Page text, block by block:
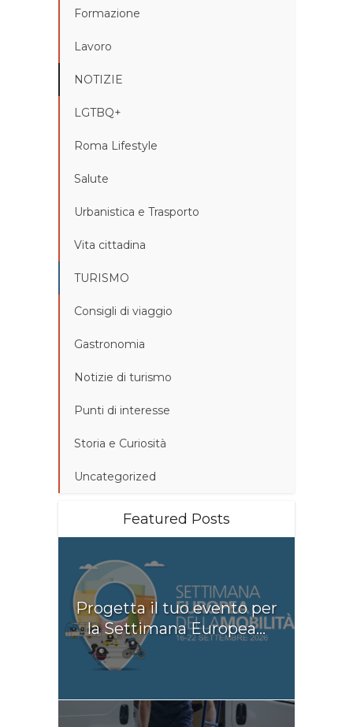
Formazione
Lavoro
NOTIZIE
LGTBQ+
Roma Lifestyle
Salute
Urbanistica e Trasporto
Vita cittadina
TURISMO
Consigli di viaggio
Gastronomia
Notizie di turismo
Punti di interesse
Storia e Curiosità
Uncategorized
Featured Posts
Progetta il tuo evento per
la Settimana Europea...